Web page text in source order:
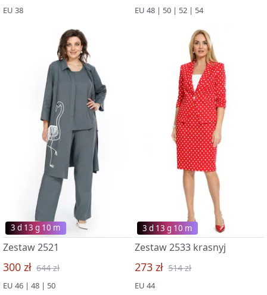
EU 38 EU 48 | 50 | 52 | 54
3 d 13 g 09 m
Zestaw 2521
300 zł 644 zł
EU 46 | 48 | 50
3 d 13 g 09 m
Zestaw 2533 krasnyj
273 zł 514 zł
EU 44